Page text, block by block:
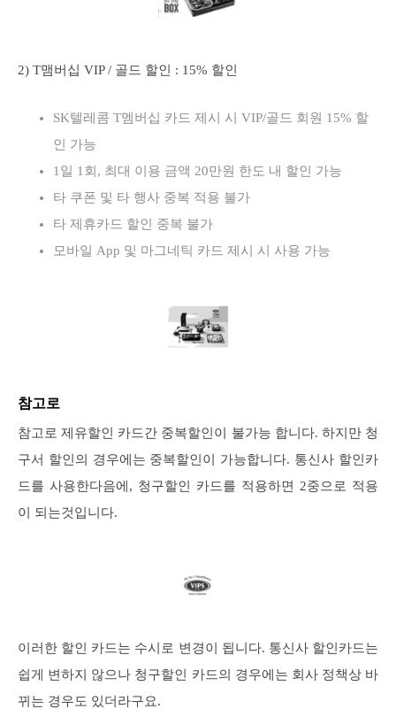
2) T맴버십 VIP / 골드 할인 : 15% 할인
SK텔레콤 T멤버십 카드 제시 시 VIP/골드 회원 15% 할
인 가능
1일 1회, 최대 이용 금액 20만원 한도 내 할인 가능
타 쿠폰 및 타 행사 중복 적용 불가
타 제휴카드 할인 중복 불가
모바일 App 및 마그네틱 카드 제시 시 사용 가능
참고로
참고로 제유할인 카드간 중복할인이 불가능 합니다. 하지만 청
구서 할인의 경우에는 중복할인이 가능합니다. 통신사 할인카
드를 사용한다음에, 청구할인 카드를 적용하면 2중으로 적용
이 되는것입니다.
이러한 할인 카드는 수시로 변경이 됩니다. 통신사 할인카드는
쉽게 변하지 않으나 청구할인 카드의 경우에는 회사 정책상 바
뀌는 경우도 있더라구요.